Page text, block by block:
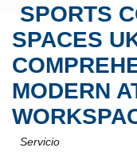
SPORTS
SPACES
MODERN
Servicio